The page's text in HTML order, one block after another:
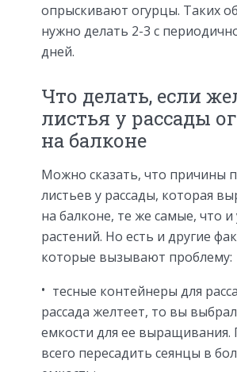
опрыскивают огурцы. Таких
нужно делать 2-3 с
дней.
Что делать, если
листья у рассады
на балконе
Можно сказать, что причины
листьев у рассады, которая
на балконе, те же самые, что
растений. Но есть и другие
которые вызывают проблему:
тесные контейнеры для
рассада желтеет, то вы
емкости для ее
всего пересадить сеянцы в